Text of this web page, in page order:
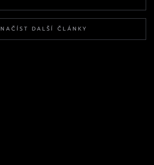
NAČÍST DALŠÍ ČLÁNKY